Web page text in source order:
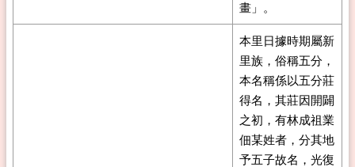
畫」。
本里日據時期屬新
里族，俗稱五分，
本名稱係以五分莊
得名，其莊因開闢
之初，有林成祖業
佃某姓者，分其地
予五子故名，光復